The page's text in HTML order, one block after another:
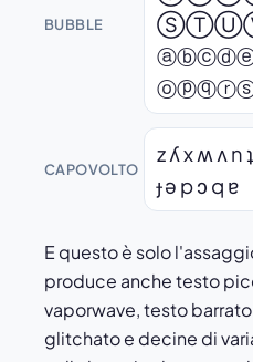
BUBBLE
CAPOVOLTO
z ʎ x ʍ ʌ n
ɟ ǝ p ɔ q ɐ
E questo è solo
produce anche testo
vaporwave, testo
glitchato e decine di